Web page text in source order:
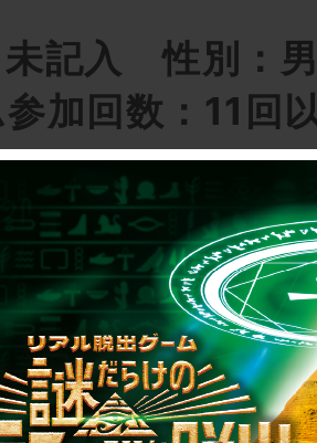
未記入 性別：
加回数：11回
ンストしまし
。ゲームとのコ
います。
32 性別：女
加回数：2回